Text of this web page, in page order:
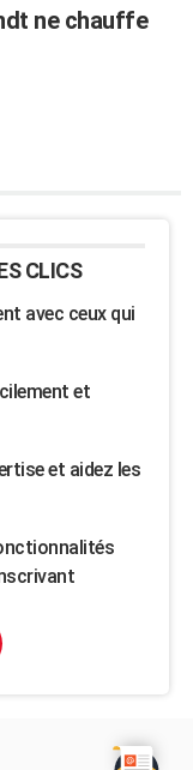
ne chauffe
CLICS
avec ceux qui
et
et aidez les